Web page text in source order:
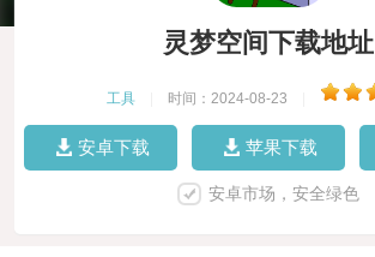
灵梦空间下载地址
工具 时间：2024-08-23
安卓下载 苹果下载
安卓市场，安全绿色